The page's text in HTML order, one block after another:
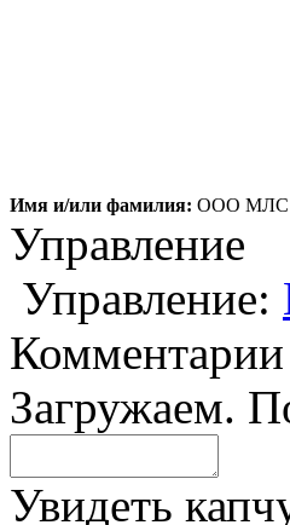
Имя и/или фамилия: ООО МЛС
Управление
Управление:
Комментарии
Загружаем.
Увидеть